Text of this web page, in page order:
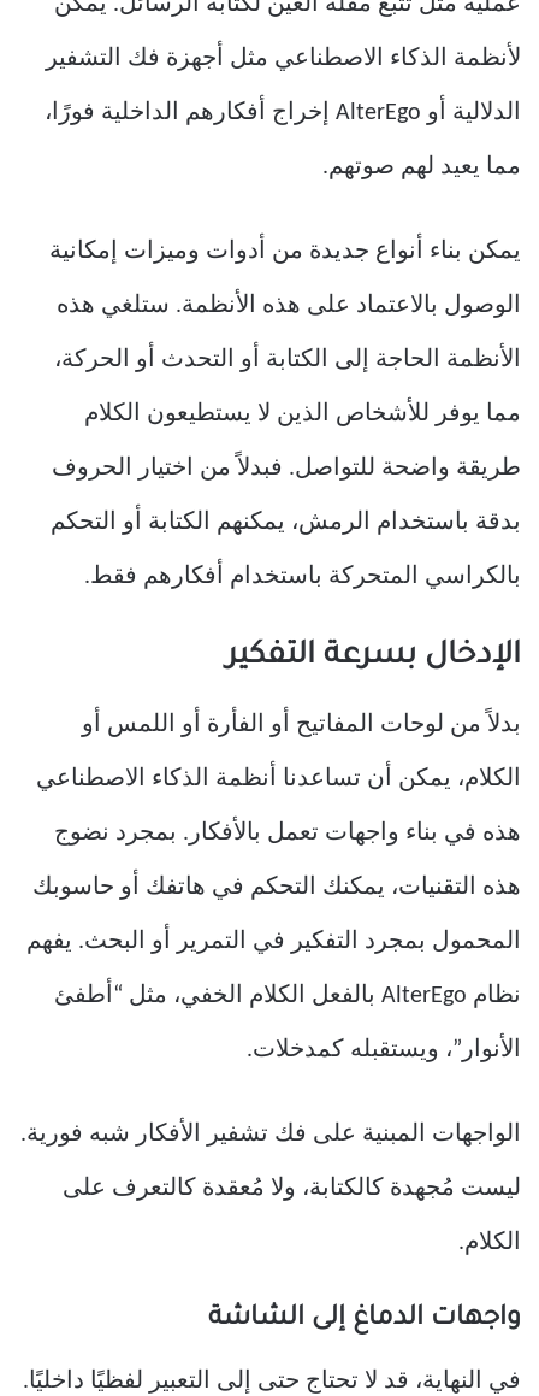
عملية مثل تتبع مقلة العين لكتابة الرسائل. يمكن
لأنظمة الذكاء الاصطناعي مثل أجهزة فك التشفير
الدلالية أو AlterEgo إخراج أفكارهم الداخلية فورًا،
مما يعيد لهم صوتهم.
يمكن بناء أنواع جديدة من أدوات وميزات إمكانية
الوصول بالاعتماد على هذه الأنظمة. ستلغي هذه
الأنظمة الحاجة إلى الكتابة أو التحدث أو الحركة،
مما يوفر للأشخاص الذين لا يستطيعون الكلام
طريقة واضحة للتواصل. فبدلاً من اختيار الحروف
بدقة باستخدام الرمش، يمكنهم الكتابة أو التحكم
بالكراسي المتحركة باستخدام أفكارهم فقط.
الإدخال بسرعة التفكير
بدلاً من لوحات المفاتيح أو الفأرة أو اللمس أو
الكلام، يمكن أن تساعدنا أنظمة الذكاء الاصطناعي
هذه في بناء واجهات تعمل بالأفكار. بمجرد نضوج
هذه التقنيات، يمكنك التحكم في هاتفك أو حاسوبك
المحمول بمجرد التفكير في التمرير أو البحث. يفهم
نظام AlterEgo بالفعل الكلام الخفي، مثل “أطفئ
الأنوار”، ويستقبله كمدخلات.
الواجهات المبنية على فك تشفير الأفكار شبه فورية.
ليست مُجهدة كالكتابة، ولا مُعقدة كالتعرف على
الكلام.
واجهات الدماغ إلى الشاشة
في النهاية، قد لا تحتاج حتى إلى التعبير لفظيًا داخليًا.